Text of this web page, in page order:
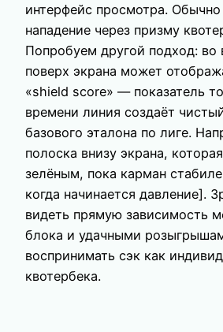
интерфейс просмотра.
нападение через призму
Попробуем другой подход: во
поверх экрана может
«shield score» — показатель
времени линия создаёт
базового эталона по лиге.
полоска внизу экрана,
зелёным, пока карман
когда начинается давление].
видеть прямую зависимость
блока и удачными
воспринимать сэк как
квотербека.